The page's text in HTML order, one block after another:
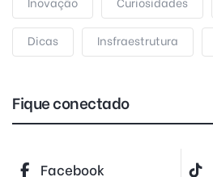
Dicas Insfraestrutura
Fique conectado
Facebook